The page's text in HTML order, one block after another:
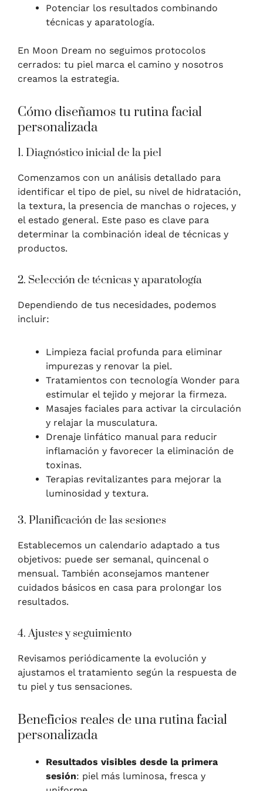
Potenciar los resultados combinando
técnicas y aparatología.
En Moon Dream no seguimos protocolos
cerrados: tu piel marca el camino y nosotros
creamos la estrategia.
Cómo diseñamos tu rutina facial
personalizada
1. Diagnóstico inicial de la piel
Comenzamos con un análisis detallado para
identificar el tipo de piel, su nivel de hidratación,
la textura, la presencia de manchas o rojeces, y
el estado general. Este paso es clave para
determinar la combinación ideal de técnicas y
productos.
2. Selección de técnicas y aparatología
Dependiendo de tus necesidades, podemos
incluir:
Limpieza facial profunda para eliminar
impurezas y renovar la piel.
Tratamientos con tecnología Wonder para
estimular el tejido y mejorar la firmeza.
Masajes faciales para activar la circulación
y relajar la musculatura.
Drenaje linfático manual para reducir
inflamación y favorecer la eliminación de
toxinas.
Terapias revitalizantes para mejorar la
luminosidad y textura.
3. Planificación de las sesiones
Establecemos un calendario adaptado a tus
objetivos: puede ser semanal, quincenal o
mensual. También aconsejamos mantener
cuidados básicos en casa para prolongar los
resultados.
4. Ajustes y seguimiento
Revisamos periódicamente la evolución y
ajustamos el tratamiento según la respuesta de
tu piel y tus sensaciones.
Beneficios reales de una rutina facial
personalizada
Resultados visibles desde la primera
sesión: piel más luminosa, fresca y